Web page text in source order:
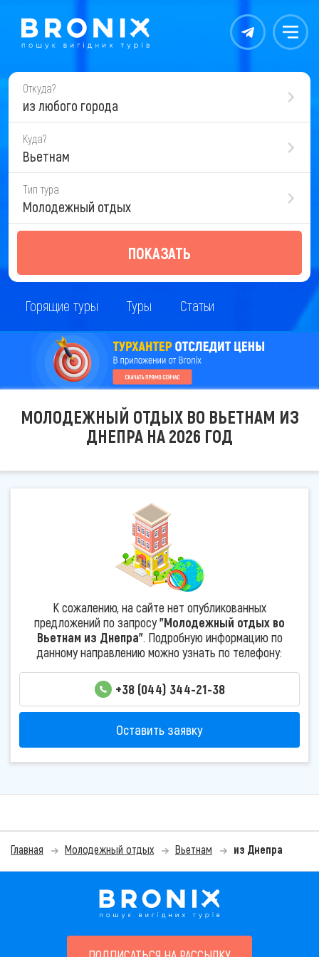
Контакты Меню
Откуда?
из любого города
Куда?
Вьетнам
Тип тура
Молодежный отдых
ПОКАЗАТЬ
Горящие туры Туры Статьи
МОЛОДЕЖНЫЙ ОТДЫХ ВО ВЬЕТНАМ ИЗ
ДНЕПРА НА 2026 ГОД
К сожалению, на сайте нет опубликованных
предложений по запросу"Молодежный отдых во
Вьетнам из Днепра". Подробную информацию по
данному направлению можно узнать по телефону:
+38 (044) 344-21-38
Оставить заявку
Главная Молодежный отдых Вьетнам из Днепра